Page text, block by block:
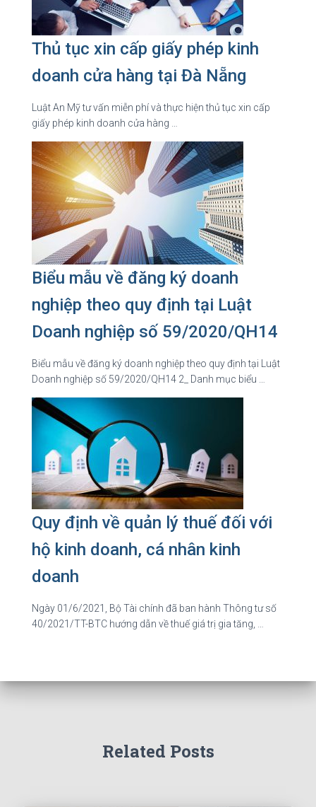
Thủ tục xin cấp giấy phép kinh
doanh cửa hàng tại Đà Nẵng
Luật An Mỹ tư vấn miễn phí và thực hiện thủ tục xin cấp
giấy phép kinh doanh cửa hàng …
Biểu mẫu về đăng ký doanh
nghiệp theo quy định tại Luật
Doanh nghiệp số 59/2020/QH14
Biểu mẫu về đăng ký doanh nghiệp theo quy định tại Luật
Doanh nghiệp số 59/2020/QH14 2_ Danh mục biểu …
Quy định về quản lý thuế đối với
hộ kinh doanh, cá nhân kinh
doanh
Ngày 01/6/2021, Bộ Tài chính đã ban hành Thông tư số
40/2021/TT-BTC hướng dẫn về thuế giá trị gia tăng, …
Related Posts